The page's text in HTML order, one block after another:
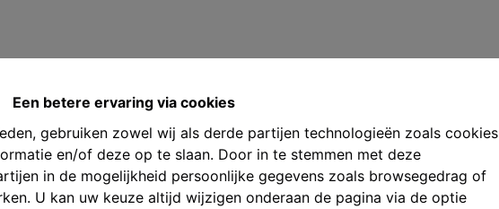
Een betere ervaring via cookies
gebruiken zowel wij als derde partijen technologieën zoals cookies
en/of deze op te slaan. Door in te stemmen met deze
in de mogelijkheid persoonlijke gegevens zoals browsegedrag of
U kan uw keuze altijd wijzigen onderaan de pagina via de optie